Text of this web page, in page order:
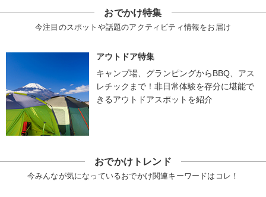
おでかけ特集
今注目のスポットや話題のアクティビティ情報をお届け
アウトドア特集
キャンプ場、グランピングからBBQ、アス
レチックまで！非日常体験を存分に堪能で
きるアウトドアスポットを紹介
おでかけトレンド
今みんなが気になっているおでかけ関連キーワードはコレ！